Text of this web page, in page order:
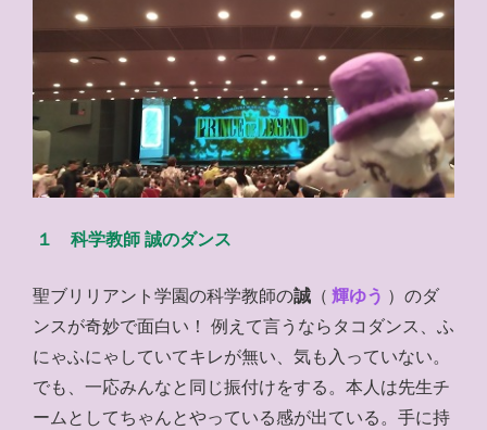
１ 科学教師 誠のダンス
聖ブリリアント学園の科学教師の誠 （ 輝ゆう ）のダ
ンスが奇妙で面白い！ 例えて言うならタコダンス、ふ
にゃふにゃしていてキレが無い、気も入っていない。
でも、一応みんなと同じ振付けをする。本人は先生チ
ームとしてちゃんとやっている感が出ている。手に持